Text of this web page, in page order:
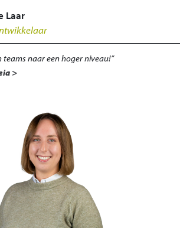
Laar
teams naar een hoger niveau!”
>